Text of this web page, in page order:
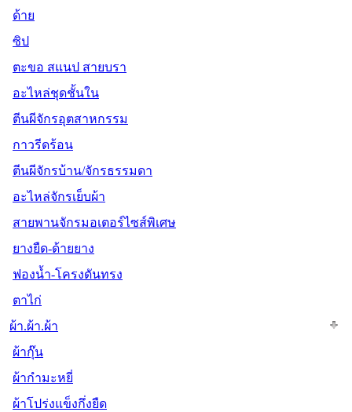
ด้าย
ซิป
ตะขอ สแนป สายบรา
อะไหล่ชุดชั้นใน
ตีนผีจักรอุตสาหกรรม
กาวรีดร้อน
ตีนผีจักรบ้าน/จักรธรรมดา
อะไหล่จักรเย็บผ้า
สายพานจักรมอเตอร์ไซส์พิเศษ
ยางยืด-ด้ายยาง
ฟองน้ำ-โครงดันทรง
ตาไก่
ผ้า.ผ้า.ผ้า
ผ้ากุ๊น
ผ้ากำมะหยี่
ผ้าโปร่งแข็งกึ่งยืด